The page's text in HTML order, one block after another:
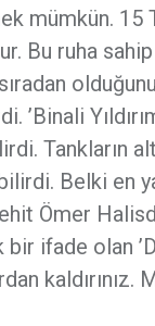
mümkün.
Bu ruha
’Binali
Tankların
Belki en
Ömer
ifade olan